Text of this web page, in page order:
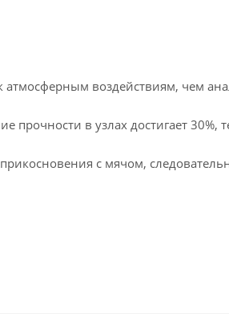
атмосферным воздействиям, чем
прочности в узлах достигает 30%,
с мячом,